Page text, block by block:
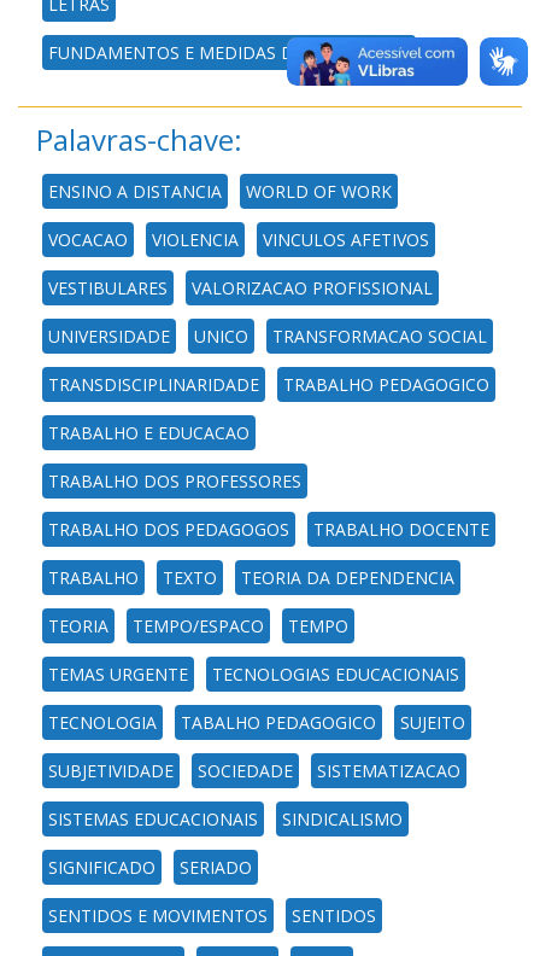
FUNDAMENTOS E MEDIDAS DA PSICOLOGIA
Palavras-chave:
ENSINO A DISTANCIA WORLD OF WORK
VOCACAO VIOLENCIA VINCULOS AFETIVOS
VESTIBULARES VALORIZACAO PROFISSIONAL
UNIVERSIDADE UNICO TRANSFORMACAO SOCIAL
TRANSDISCIPLINARIDADE TRABALHO PEDAGOGICO
TRABALHO E EDUCACAO
TRABALHO DOS PROFESSORES
TRABALHO DOS PEDAGOGOS TRABALHO DOCENTE
TRABALHO TEXTO TEORIA DA DEPENDENCIA
TEORIA TEMPO/ESPACO TEMPO
TEMAS URGENTE TECNOLOGIAS EDUCACIONAIS
TECNOLOGIA TABALHO PEDAGOGICO SUJEITO
SUBJETIVIDADE SOCIEDADE SISTEMATIZACAO
SISTEMAS EDUCACIONAIS SINDICALISMO
SIGNIFICADO SERIADO
SENTIDOS E MOVIMENTOS SENTIDOS